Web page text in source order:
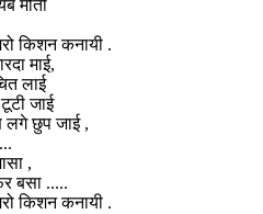
मोती
किशन कनायी .
माई,
लाई
जाई
लगे छुप जाई ,
,
बसा .....
किशन कनायी .